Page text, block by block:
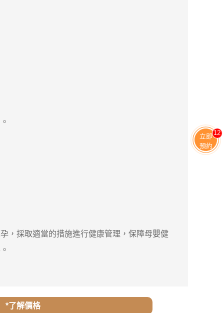
採取適當的措施進行健康管理，保障母嬰健
。
*了解價格
立即
預約
13